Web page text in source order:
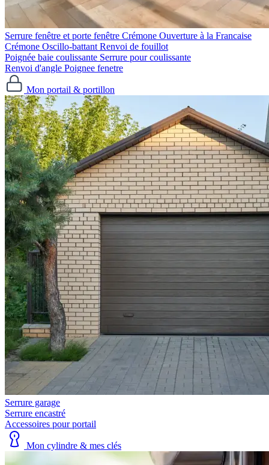
Serrure fenêtre et porte fenêtre Crémone Ouverture à la Francaise
Crémone Oscillo-battant Renvoi de fouillot
Poignée baie coulissante Serrure pour coulissante
Renvoi d'angle Poignee fenetre
Mon portail & portillon
Serrure garage
Serrure encastré
Accessoires pour portail
Mon cylindre & mes clés